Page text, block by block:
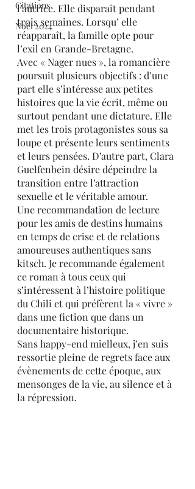
Citations
Noël 2024
l’autrice. Elle disparaît pendant
trois semaines. Lorsqu’ elle
réapparaît, la famille opte pour
l’exil en Grande-Bretagne.
Avec « Nager nues », la romancière
poursuit plusieurs objectifs : d’une
part elle s’intéresse aux petites
histoires que la vie écrit, même ou
surtout pendant une dictature. Elle
met les trois protagonistes sous sa
loupe et présente leurs sentiments
et leurs pensées. D’autre part, Clara
Guelfenbein désire dépeindre la
transition entre l’attraction
sexuelle et le véritable amour.
Une recommandation de lecture
pour les amis de destins humains
en temps de crise et de relations
amoureuses authentiques sans
kitsch. Je recommande également
ce roman à tous ceux qui
s’intéressent à l’histoire politique
du Chili et qui préfèrent la « vivre »
dans une fiction que dans un
documentaire historique.
Sans happy-end mielleux, j’en suis
ressortie pleine de regrets face aux
évènements de cette époque, aux
mensonges de la vie, au silence et à
la répression.